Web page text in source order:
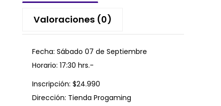
Valoraciones (0)
Fecha: Sábado 07 de Septiembre
Horario: 17:30 hrs.-
Inscripción: $24.990
Dirección: Tienda Progaming